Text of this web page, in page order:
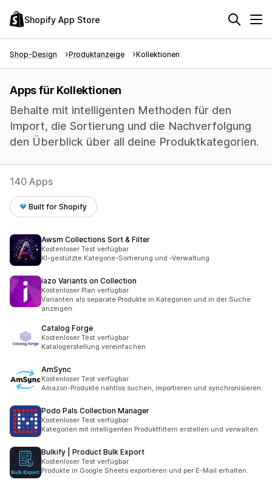
Shopify App Store
Shop-Design Produktanzeige Kollektionen
Apps für Kollektionen
Behalte mit intelligenten Methoden für den
Import, die Sortierung und die Nachverfolgung
den Überblick über all deine Produktkategorien.
140 Apps
Built for Shopify
Awsm Collections Sort & Filter
Kostenloser Test verfügbar
KI-gestützte Kategorie-Sortierung und -Verwaltung
iazo Variants on Collection
Kostenloser Plan verfügbar
Varianten als separate Produkte in Kategorien und in der Suche
anzeigen.
Catalog Forge
Kostenloser Test verfügbar
Katalogerstellung vereinfachen
AmSync
Kostenloser Test verfügbar
Amazon-Produkte nahtlos suchen, importieren und synchronisieren
Podo Pals Collection Manager
Kostenloser Test verfügbar
Kategorien mit intelligenten Produktfiltern erstellen und verwalten
Bulkify | Product Bulk Export
Kostenloser Test verfügbar
Produkte in Google Sheets exportieren und per E-Mail erhalten.